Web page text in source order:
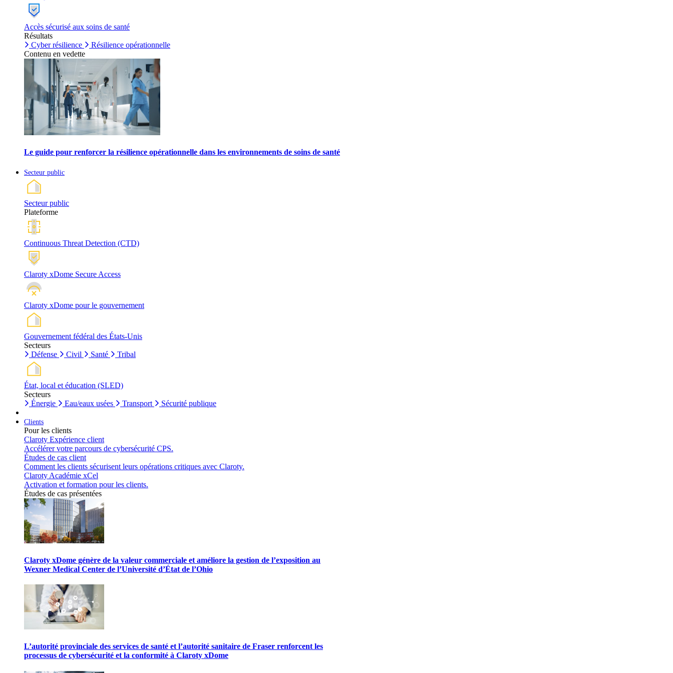
Accès sécurisé aux soins de santé
Résultats
Cyber résilience
Résilience opérationnelle
Contenu en vedette
Le guide pour renforcer la résilience opérationnelle dans les environnements de soins de santé
Secteur public
Secteur public
Plateforme
Continuous Threat Detection (CTD)
Claroty xDome Secure Access
Claroty xDome pour le gouvernement
Gouvernement fédéral des États-Unis
Secteurs
Défense
Civil Santé Tribal
État, local et éducation (SLED)
Secteurs
Énergie
Eau/eaux usées Transport Sécurité publique
Clients
Pour les clients
Claroty Expérience client
Accélérer votre parcours de cybersécurité CPS.
Études de cas client
Comment les clients sécurisent leurs opérations critiques avec Claroty.
Claroty Académie xCel
Activation et formation pour les clients.
Études de cas présentées
Claroty xDome génère de la valeur commerciale et améliore la gestion de l’exposition au
Wexner Medical Center de l’Université d’État de l’Ohio
L’autorité provinciale des services de santé et l’autorité sanitaire de Fraser renforcent les
processus de cybersécurité et la conformité à Claroty xDome